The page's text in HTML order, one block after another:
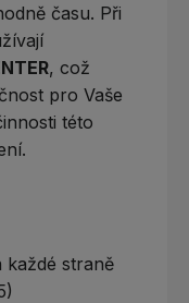
času. Při
, což
pro Vaše
této
každé straně